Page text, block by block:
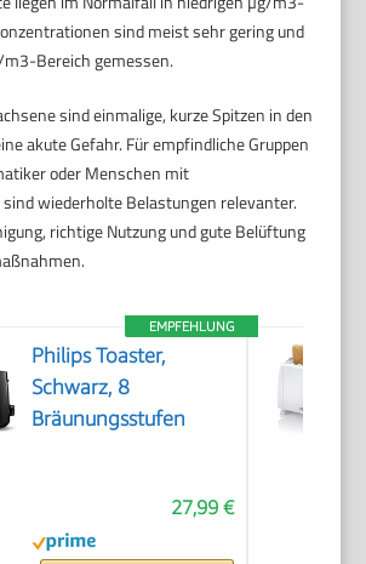
sind meist sehr gering und
Bereich gemessen.
sind einmalige, kurze Spitzen in den
akute Gefahr. Für empfindliche Gruppen
oder Menschen mit
wiederholte Belastungen relevanter.
richtige Nutzung und gute Belüftung
EMPFEHLUNG
Philips Toaster,
Schwarz, 8
Bräunungsstufen
27,99 €